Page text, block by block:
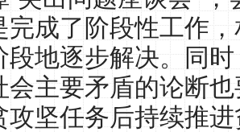
完成了阶段性工作
段地逐步解决。同
会主要矛盾的论断
攻坚任务后持续推